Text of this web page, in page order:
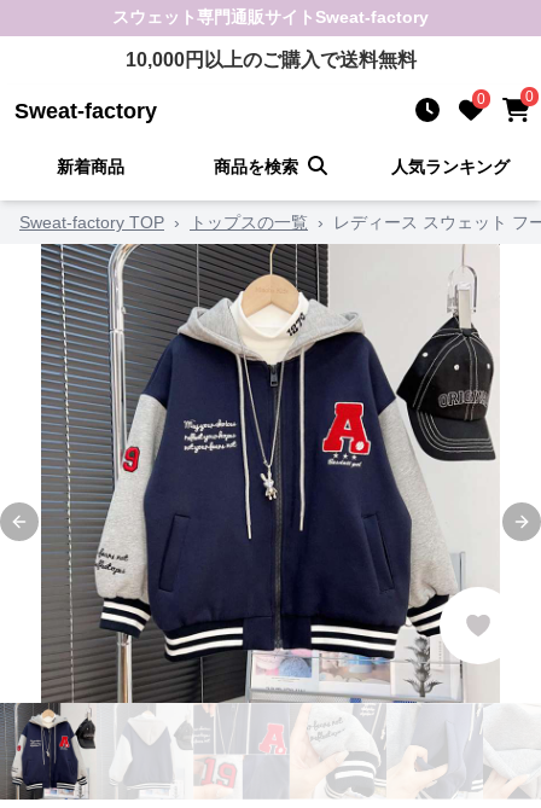
スウェット専門通販サイト Sweat-factory
10,000円以上のご購入で送料無料
Sweat-factory 0 0
新着商品 商品を検索 人気ランキング
Sweat-factory TOP › トップスの一覧 › レディース スウェット フ
Previous slide